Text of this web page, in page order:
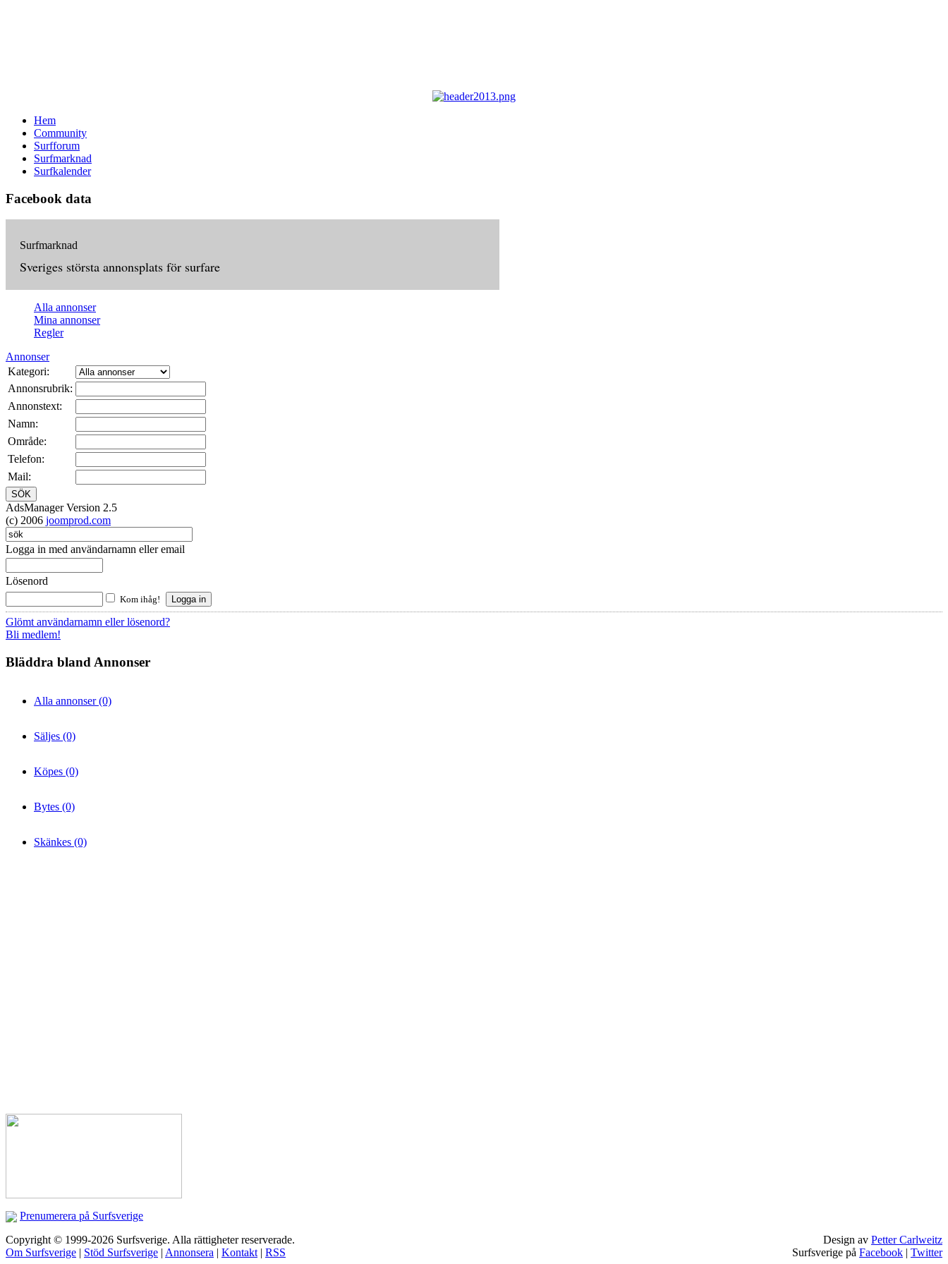
Hem
Community
Surfforum
Surfmarknad
Surfkalender
Facebook data
Surfmarknad
Sveriges största annonsplats för surfare
Alla annonser
Mina annonser
Regler
Annonser
Kategori:
Annonsrubrik:
Annonstext:
Namn:
Område:
Telefon:
Mail:
AdsManager Version 2.5
(c) 2006 joomprod.com
Logga in med användarnamn eller email
Lösenord
Kom ihåg!
Glömt användarnamn eller lösenord?
Bli medlem!
Bläddra bland Annonser
Alla annonser (0)
Säljes (0)
Köpes (0)
Bytes (0)
Skänkes (0)
Prenumerera på Surfsverige
Copyright © 1999-2026 Surfsverige. Alla rättigheter reserverade. Design av Petter Carlweitz
Om Surfsverige | Stöd Surfsverige | Annonsera | Kontakt | RSS Surfsverige på Facebook | Twitter